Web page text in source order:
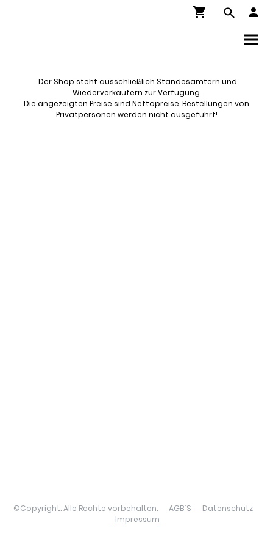
Der Shop steht ausschließlich Standesämtern und
Wiederverkäufern zur Verfügung.
Die angezeigten Preise sind Nettopreise. Bestellungen von
Privatpersonen werden nicht ausgeführt!
©Copyright. Alle Rechte vorbehalten. AGB´S
Datenschutz
Impressum